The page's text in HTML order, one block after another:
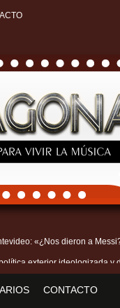
«¿Nos dieron a
exterior ideologizada y
CONTACTO